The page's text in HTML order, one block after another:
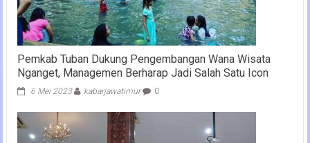
Pemkab Tuban Dukung Pengembangan Wana Wisata
Nganget, Managemen Berharap Jadi Salah Satu Icon
6 Mei 2023 kabarjawatimur 0